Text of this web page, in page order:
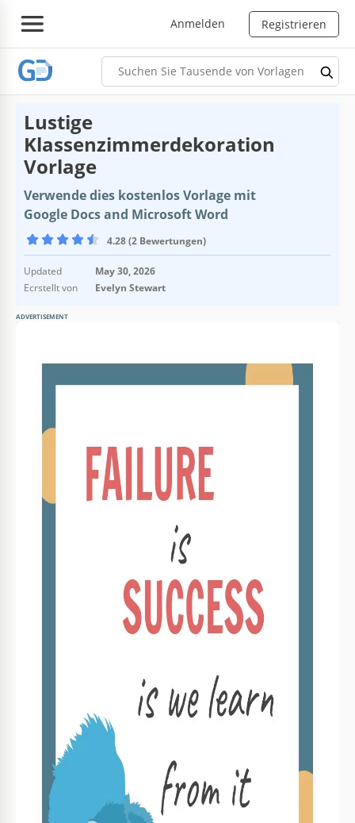
Anmelden Registrieren
Lustige
Klassenzimmerdekoration
Vorlage
Verwende dies kostenlos Vorlage mit
Google Docs and Microsoft Word
4.28 (2 Bewertungen)
Updated
May 30, 2026
Ecrstellt von
Evelyn Stewart
ADVERTISEMENT